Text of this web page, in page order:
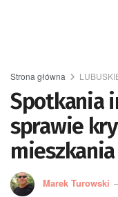
Strona główna
Spotkania
sprawie
mieszkania
Marek Turowski